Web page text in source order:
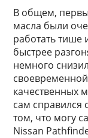
В общем,
масла были
работать тише
быстрее
немного
качественных
сам справился
том, что могу
Nissan